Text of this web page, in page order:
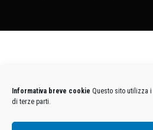
Informativa breve cookie Questo sito utilizza
di terze parti.